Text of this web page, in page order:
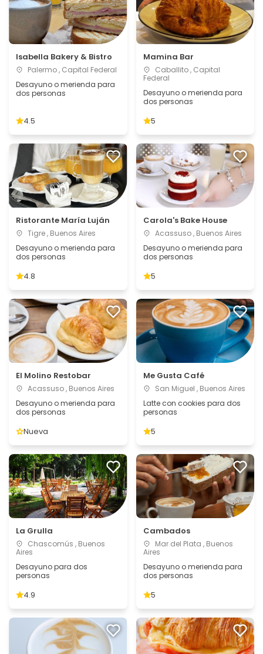
Isabella Bakery & Bistro
Palermo , Capital Federal
Desayuno o merienda para
dos personas
4.5
Mamina Bar
Caballito , Capital
Federal
Desayuno o merienda para
dos personas
5
Ristorante María Luján
Tigre , Buenos Aires
Desayuno o merienda para
dos personas
4.8
Carola's Bake House
Acassuso , Buenos Aires
Desayuno o merienda para
dos personas
5
El Molino Restobar
Acassuso , Buenos Aires
Desayuno o merienda para
dos personas
Nueva
Me Gusta Café
San Miguel , Buenos Aires
Latte con cookies para dos
personas
5
La Grulla
Chascomús , Buenos
Aires
Desayuno para dos
personas
4.9
Cambados
Mar del Plata , Buenos
Aires
Desayuno o merienda para
dos personas
5